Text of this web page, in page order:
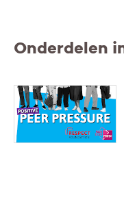
Onderdelen